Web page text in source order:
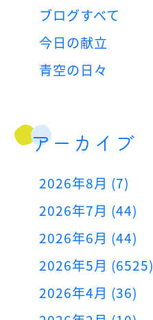
ブログすべて
今日の献立
青空の日々
アーカイブ
2026年8月 (7)
2026年7月 (44)
2026年6月 (44)
2026年5月 (6525)
2026年4月 (36)